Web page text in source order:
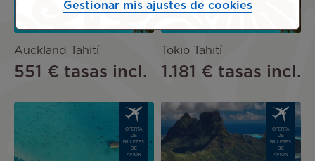
Auckland Tahití
551 € tasas incl.
Tokio Tahití
1.181 € tasas incl.
Image
OFERTA
DE
BILLETES
DE
AVIÓN
Image
OFERTA
DE
BILLETES
DE
AVIÓN
Gestionar mis ajustes de cookies